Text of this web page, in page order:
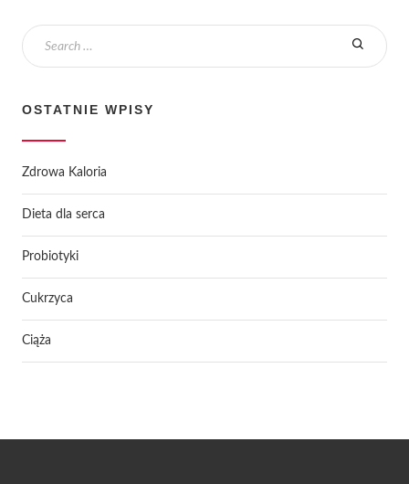
OSTATNIE WPISY
Zdrowa Kaloria
Dieta dla serca
Probiotyki
Cukrzyca
Ciąża